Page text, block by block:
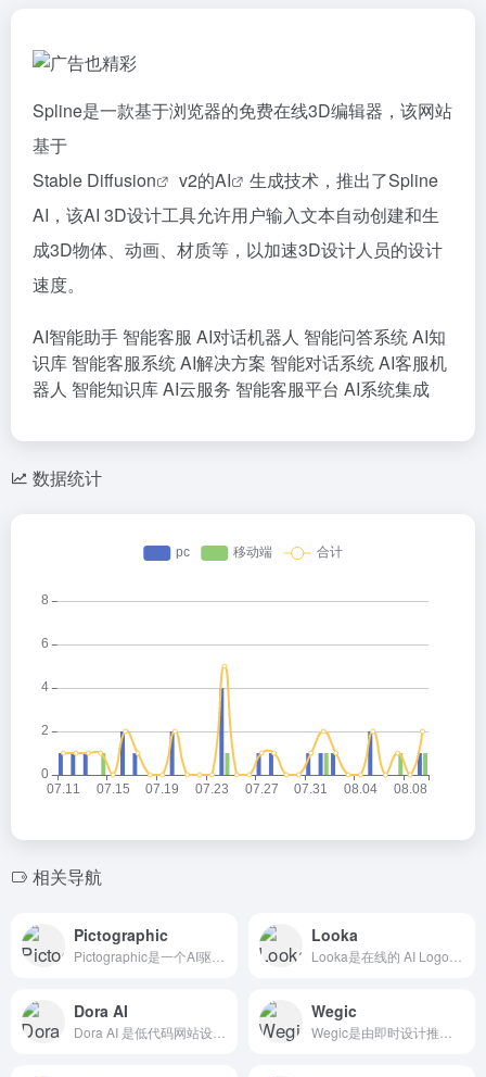
Spline是一款基于浏览器的免费在线3D编辑器，该网站
基于
Stable Diffusion
v2的AI
生成技术，推出了Spline
AI，该AI 3D设计工具允许用户输入文本自动创建和生
成3D物体、动画、材质等，以加速3D设计人员的设计
速度。
AI智能助手 智能客服 AI对话机器人 智能问答系统AI知
识库 智能客服系统AI解决方案 智能对话系统AI客服机
器人 智能知识库AI云服务 智能客服平台 AI系统集成
数据统计
相关导航
Pictographic Looka
Dora AI Wegic